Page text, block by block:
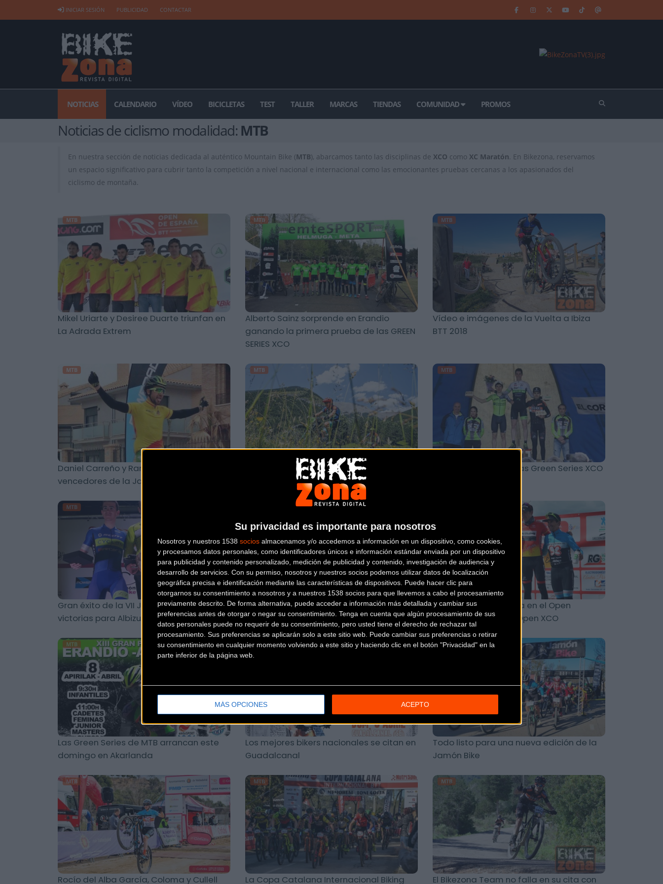
Su privacidad es importante para nosotros
Nosotros y nuestros 1538 socios almacenamos y/o accedemos a información en un dispositivo, como cookies,
y procesamos datos personales, como identificadores únicos e información estándar enviada por un dispositivo
para publicidad y contenido personalizado, medición de publicidad y contenido, investigación de audiencia y
desarrollo de servicios. Con su permiso, nosotros y nuestros socios podemos utilizar datos de localización
geográfica precisa e identificación mediante las características de dispositivos. Puede hacer clic para
otorgarnos su consentimiento a nosotros y a nuestros 1538 socios para que llevemos a cabo el procesamiento
previamente descrito. De forma alternativa, puede acceder a información más detallada y cambiar sus
preferencias antes de otorgar o negar su consentimiento. Tenga en cuenta que algún procesamiento de sus
datos personales puede no requerir de su consentimiento, pero usted tiene el derecho de rechazar tal
procesamiento. Sus preferencias se aplicarán solo a este sitio web. Puede cambiar sus preferencias o retirar
su consentimiento en cualquier momento volviendo a este sitio y haciendo clic en el botón "Privacidad" en la
parte inferior de la página web.
MÁS OPCIONES ACEPTO
INICIAR SESIÓN PUBLICIDAD CONTACTAR
NOTICIAS CALENDARIO VÍDEO BICICLETAS TEST TALLER MARCAS TIENDAS COMUNIDAD PROMOS
Noticias de ciclismo modalidad: MTB
En nuestra sección de noticias dedicada al auténtico Mountain Bike (MTB), abarcamos tanto las disciplinas de XCO como XC Maratón. En Bikezona, reservamos
un espacio significativo para cubrir tanto la competición a nivel nacional e internacional como las emocionantes pruebas cercanas a los apasionados del
ciclismo de montaña.
MTB
Mikel Uriarte y Desiree Duarte triunfan en
La Adrada Extrem
MTB
Alberto Sainz sorprende en Erandio
ganando la primera prueba de las GREEN
SERIES XCO
MTB
Vídeo e imágenes de la Vuelta a Ibiza
BTT 2018
MTB
Daniel Carreño y Ramona Gabriel,
vencedores de la Jamón Bike by Airesano
MTB
Última llamada para los interesados en
la Transpyr Coast to Coast
MTB
Akarlanda inauguró las Green Series XCO
MTB
Gran éxito de la VII Jamon Bike con
victorias para Albizu y Gabriel
La Badaia Bike Marathon 2018 calienta
motores
Pablo Rodríguez gana en el Open
Villuercas y lidera el Open XCO
MTB
Las Green Series de MTB arrancan este
domingo en Akarlanda
MTB
Los mejores bikers nacionales se citan en
Guadalcanal
MTB
Todo listo para una nueva edición de la
Jamón Bike
MTB
Rocío del Alba García, Coloma y Cullell
MTB
La Copa Catalana Internacional Biking
MTB
El Bikezona Team no falla en su cita con